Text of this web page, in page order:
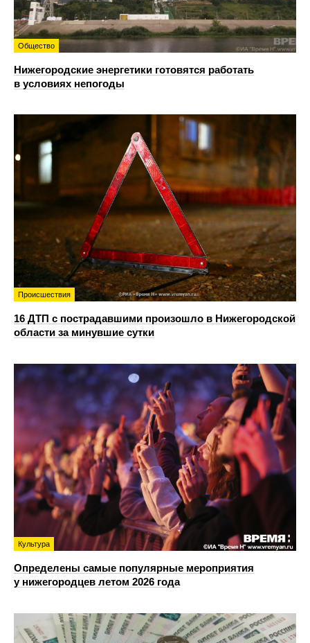
Общество
Нижегородские энергетики готовятся работать
в условиях непогоды
Происшествия
16 ДТП с пострадавшими произошло в Нижегородской
области за минувшие сутки
Культура
Определены самые популярные мероприятия
у нижегородцев летом 2026 года